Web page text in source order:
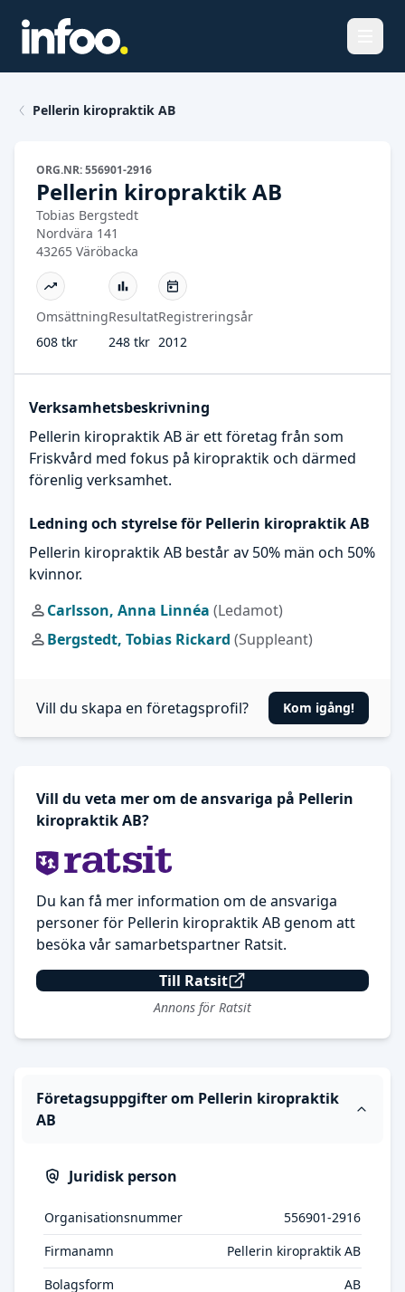
Pellerin kiropraktik AB
ORG.NR: 556901-2916
Pellerin kiropraktik AB
Tobias Bergstedt
Nordvära 141
43265 Väröbacka
Omsättning
608 tkr
Resultat
248 tkr
Registreringsår
2012
Verksamhetsbeskrivning
Pellerin kiropraktik AB är ett företag från som
Friskvård med fokus på kiropraktik och därmed
förenlig verksamhet.
Ledning och styrelse för Pellerin kiropraktik AB
Pellerin kiropraktik AB består av 50% män och 50%
kvinnor.
Carlsson, Anna Linnéa (Ledamot)
Bergstedt, Tobias Rickard (Suppleant)
Vill du skapa en företagsprofil? Kom igång!
Vill du veta mer om de ansvariga på Pellerin
kiropraktik AB?
Du kan få mer information om de ansvariga
personer för Pellerin kiropraktik AB genom att
besöka vår samarbetspartner Ratsit.
Till Ratsit
Annons för Ratsit
Företagsuppgifter om Pellerin kiropraktik
AB
Juridisk person
Organisationsnummer
556901-2916
Firmanamn
Pellerin kiropraktik AB
Bolagsform
AB